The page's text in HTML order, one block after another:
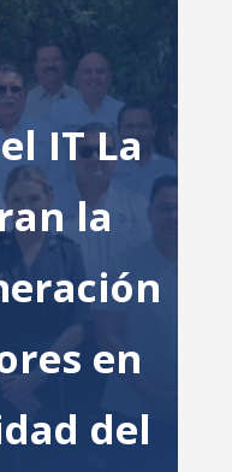
IT La
la
en
del